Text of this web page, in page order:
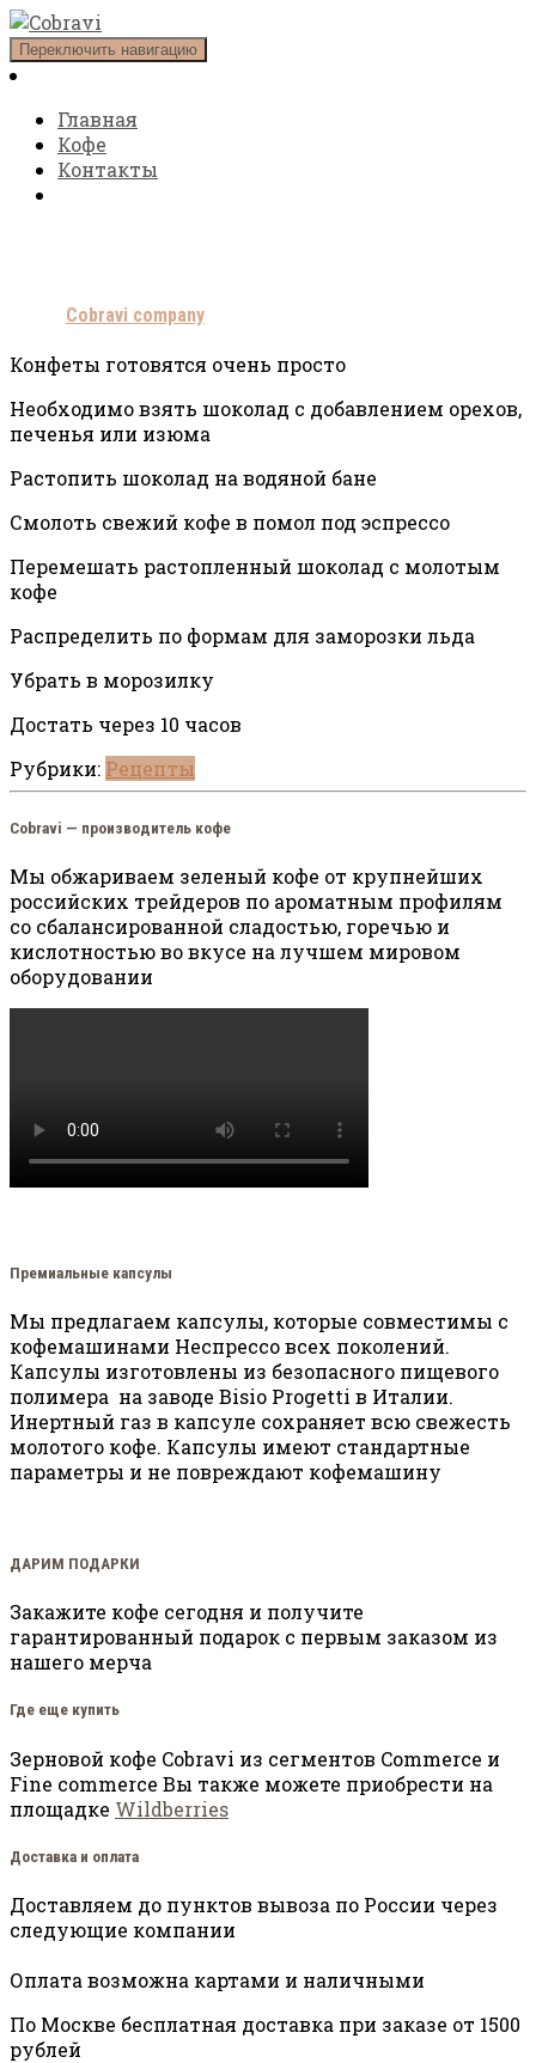
Переключить навигацию
Главная
Кофе
Контакты
Cobravi company
Конфеты готовятся очень просто
Необходимо взять шоколад с добавлением орехов,
печенья или изюма
Растопить шоколад на водяной бане
Смолоть свежий кофе в помол под эспрессо
Перемешать растопленный шоколад с молотым
кофе
Распределить по формам для заморозки льда
Убрать в морозилку
Достать через 10 часов
Рубрики: Рецепты
Cobravi — производитель кофе
Мы обжариваем зеленый кофе от крупнейших
российских трейдеров по ароматным профилям
со сбалансированной сладостью, горечью и
кислотностью во вкусе на лучшем мировом
оборудовании
Премиальные капсулы
Мы предлагаем капсулы, которые совместимы с
кофемашинами Неспрессо всех поколений.
Капсулы изготовлены из безопасного пищевого
полимера на заводе Bisio Progetti в Италии.
Инертный газ в капсуле сохраняет всю свежесть
молотого кофе. Капсулы имеют стандартные
параметры и не повреждают кофемашину
ДАРИМ ПОДАРКИ
Закажите кофе сегодня и получите
гарантированный подарок с первым заказом из
нашего мерча
Где еще купить
Зерновой кофе Cobravi из сегментов Commerce и
Fine commerce Вы также можете приобрести на
площадке Wildberries
Доставка и оплата
Доставляем до пунктов вывоза по России через
следующие компании
Оплата возможна картами и наличными
По Москве бесплатная доставка при заказе от 1500
рублей